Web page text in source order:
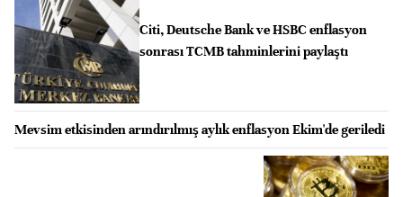
Citi, Deutsche Bank ve HSBC enflasyon
sonrası TCMB tahminlerini paylaştı
Mevsim etkisinden arındırılmış aylık enflasyon Ekim'de geriledi